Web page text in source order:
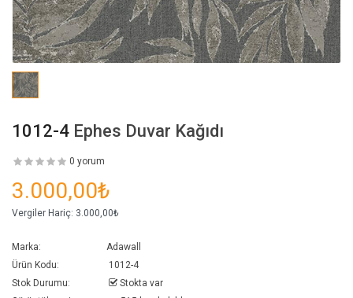
1012-4 Ephes Duvar Kağıdı
0 yorum
3.000,00₺
Vergiler Hariç: 3.000,00₺
Marka:
Adawall
Ürün Kodu:
1012-4
Stok Durumu:
Stokta var